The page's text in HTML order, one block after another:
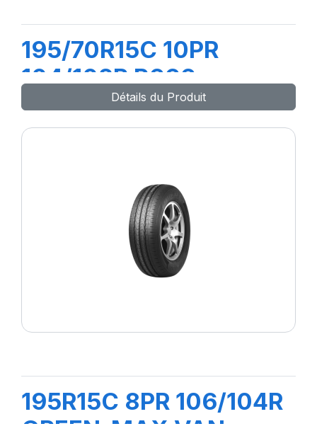
195/70R15C 10PR
104/102R R666
Détails du Produit
195R15C 8PR 106/104R